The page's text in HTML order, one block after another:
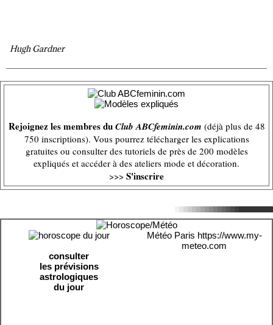
Hugh Gardner
Rejoignez les membres duClub ABCfeminin.com (déjà plus de 48
750 inscriptions). Vous pourrez télécharger les explications
gratuites ou consulter des tutoriels de près de 200 modèles
expliqués et accéder à des ateliers mode et décoration.
>>> S'inscrire
consulter
les prévisions
astrologiques
du jour
Météo Paris https://www.my-
meteo.com